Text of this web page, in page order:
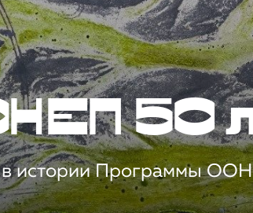
50
в истории Программы